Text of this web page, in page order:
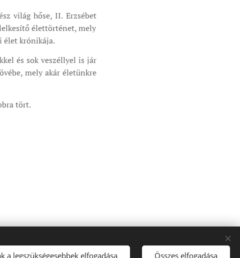
világ hőse, II. Erzsébet
élettörténet, mely
élet krónikája.
és sok veszéllyel is jár
mely akár életünkre
tört.
a legszükségesebbek elfogadása Összes elfogadása